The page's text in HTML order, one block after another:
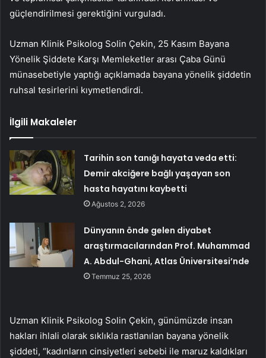
güçlendirilmesi gerektiğini vurguladı.
Uzman Klinik Psikolog Solin Çekin, 25 Kasım Bayana
Yönelik Şiddete Karşı Memleketler arası Çaba Günü
münasebetiyle yaptığı açıklamada bayana yönelik şiddetin
ruhsal tesirlerini kıymetlendirdi.
İlgili Makaleler
Tarihin son tanığı hayata veda etti:
Demir akciğere bağlı yaşayan son
hasta hayatını kaybetti
Ağustos 2, 2026
Dünyanın önde gelen diyabet
araştırmacılarından Prof. Muhammad
A. Abdul-Ghani, Atlas Üniversitesi’nde
Temmuz 25, 2026
Uzman Klinik Psikolog Solin Çekin, günümüzde insan
hakları ihlali olarak sıklıkla rastlanılan bayana yönelik
şiddeti, “kadınların cinsiyetleri sebebi ile maruz kaldıkları